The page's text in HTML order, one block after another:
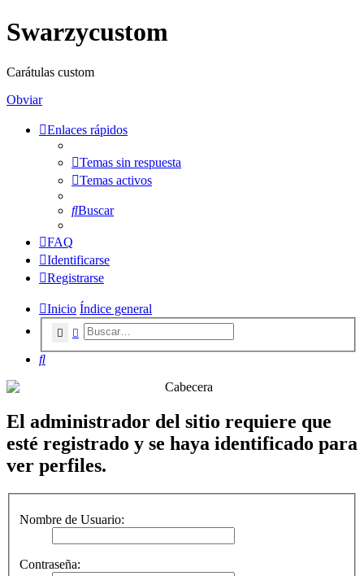
Swarzycustom
Carátulas custom
Obviar
Enlaces rápidos
Temas sin respuesta
Temas activos
Buscar
FAQ
Identificarse
Registrarse
Inicio Índice general
BuscarBúsqueda avanzada
Buscar
El administrador del sitio requiere que
esté registrado y se haya identificado para
ver perfiles.
Nombre de Usuario:
Contraseña: